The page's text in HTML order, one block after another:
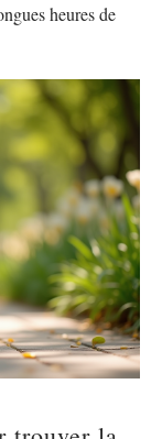
heures de